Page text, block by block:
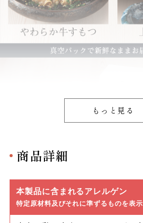
もっと見る
商品詳細
本製品に含まれるアレルゲン
特定原材料及びそれに準ずるものを表示